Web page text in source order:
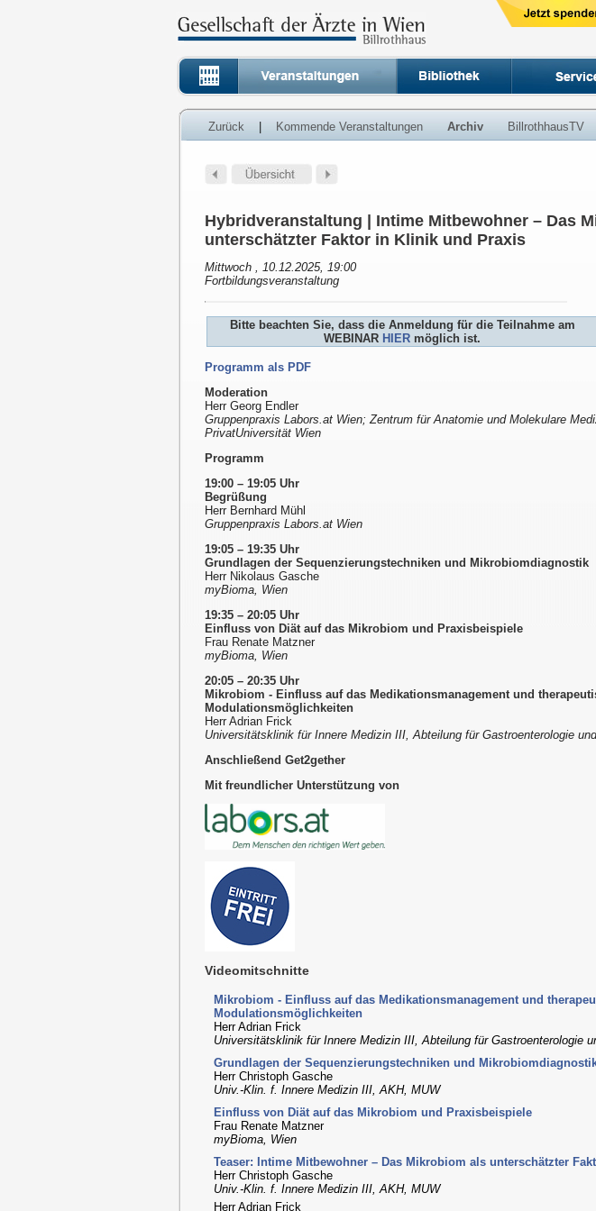
Zurück Kommende Veranstaltungen Archiv BillrothhausTV
Hybridveranstaltung | Intime Mitbewohner – Das
unterschätzter Faktor in Klinik und Praxis
Mittwoch , 10.12.2025, 19:00
Fortbildungsveranstaltung
Bitte beachten Sie, dass die Anmeldung für die Teilnahme am
WEBINAR HIER möglich ist.
Programm als PDF
Moderation
Herr Georg Endler
Gruppenpraxis Labors.at Wien; Zentrum für Anatomie und Molekulare
PrivatUniversität Wien
Programm
19:00 – 19:05 Uhr
Begrüßung
Herr Bernhard Mühl
Gruppenpraxis Labors.at Wien
19:05 – 19:35 Uhr
Grundlagen der Sequenzierungstechniken und Mikrobiomdiagnostik
Herr Nikolaus Gasche
myBioma, Wien
19:35 – 20:05 Uhr
Einfluss von Diät auf das Mikrobiom und Praxisbeispiele
Frau Renate Matzner
myBioma, Wien
20:05 – 20:35 Uhr
Mikrobiom - Einfluss auf das Medikationsmanagement und
Modulationsmöglichkeiten
Herr Adrian Frick
Universitätsklinik für Innere Medizin III, Abteilung für Gastroenterologie
Anschließend Get2gether
Mit freundlicher Unterstützung von
Videomitschnitte
Mikrobiom - Einfluss auf das Medikationsmanagement und
Modulationsmöglichkeiten
Herr Adrian Frick
Universitätsklinik für Innere Medizin III, Abteilung für Gastroenterologie
Grundlagen der Sequenzierungstechniken und
Herr Christoph Gasche
Univ.-Klin. f. Innere Medizin III, AKH, MUW
Einfluss von Diät auf das Mikrobiom und Praxisbeispiele
Frau Renate Matzner
myBioma, Wien
Teaser: Intime Mitbewohner – Das Mikrobiom als unterschätzter
Herr Christoph Gasche
Univ.-Klin. f. Innere Medizin III, AKH, MUW
Herr Adrian Frick